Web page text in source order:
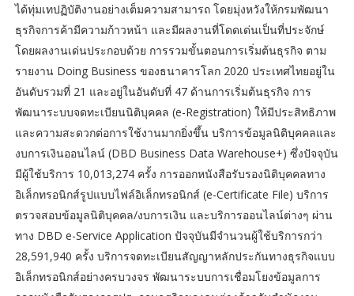
ได้ทุ่มเทปฏิบัติงานอย่างเต็มความสามารถ โดยมุ่งหวังให้กรมพัฒนา
ธุรกิจการค้ามีความก้าวหน้า และมีผลงานที่โดดเด่นเป็นที่ประจักษ์
โดยผลงานเด่นประกอบด้วย การรวมขั้นตอนการเริ่มต้นธุรกิจ ตาม
รายงาน Doing Business ของธนาคารโลก 2020 ประเทศไทยอยู่ใน
อันดับรวมที่ 21 และอยู่ในอันดับที่ 47 ด้านการเริ่มต้นธุรกิจ การ
พัฒนาระบบจดทะเบียนนิติบุคคล (e-Registration) ให้มีประสิทธิภาพ
และความสะดวกต่อการใช้งานมากยิ่งขึ้น บริการข้อมูลนิติบุคคลและ
งบการเงินออนไลน์ (DBD Business Data Warehouse+) ซึ่งปัจจุบัน
มีผู้ใช้บริการ 10,013,274 ครั้ง การออกหนังสือรับรองนิติบุคคลทาง
อิเล็กทรอนิกส์รูปแบบไฟล์อิเล็กทรอนิกส์ (e-Certificate File) บริการ
ตรวจสอบข้อมูลนิติบุคคล/งบการเงิน และบริการออนไลน์ต่างๆ ผ่าน
ทาง DBD e-Service Application ปัจจุบันมีจำนวนผู้ใช้บริการกว่า
28,591,940 ครั้ง บริการจดทะเบียนสัญญาหลักประกันทางธุรกิจแบบ
อิเล็กทรอนิกส์อย่างครบวงจร พัฒนาระบบการเชื่อมโยงข้อมูลการ